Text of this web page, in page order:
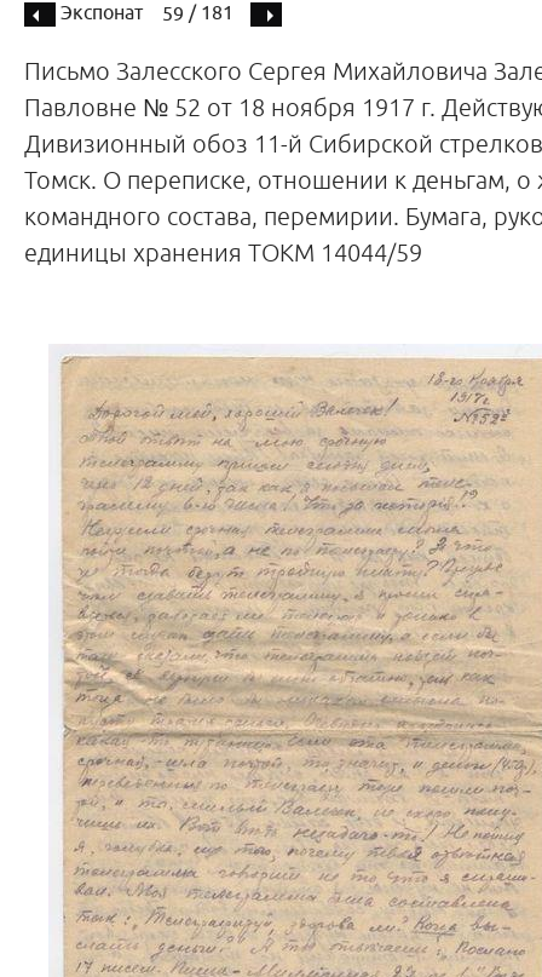
Экспонат 59 / 181
Письмо Залесского Сергея Михайловича
Павловне № 52 от 18 ноября 1917 г.
Дивизионный обоз 11-й Сибирской
Томск. О переписке, отношении к деньгам,
командного состава, перемирии. Бумага,
единицы хранения ТОКМ 14044/59